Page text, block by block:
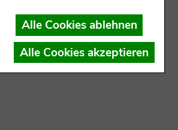
ist bereits abgelaufen
dem Ausgabekanal nicht
Alle Cookies ablehnen
Alle Cookies akzeptieren